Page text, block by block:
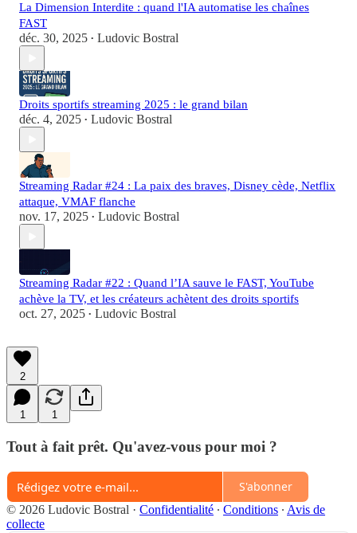
La Dimension Interdite : quand l'IA automatise les chaînes
FAST
déc. 30, 2025 • Ludovic Bostral
Droits sportifs streaming 2025 : le grand bilan
déc. 4, 2025 • Ludovic Bostral
Streaming Radar #24 : La paix des braves, Disney cède, Netflix
attaque, VMAF flanche
nov. 17, 2025 • Ludovic Bostral
Streaming Radar #22 : Quand l’IA sauve le FAST, YouTube
achève la TV, et les créateurs achètent des droits sportifs
oct. 27, 2025 • Ludovic Bostral
2
1 1
Tout à fait prêt. Qu'avez-vous pour moi ?
S'abonner
© 2026 Ludovic Bostral · Confidentialité ∙ Conditions ∙ Avis de
collecte